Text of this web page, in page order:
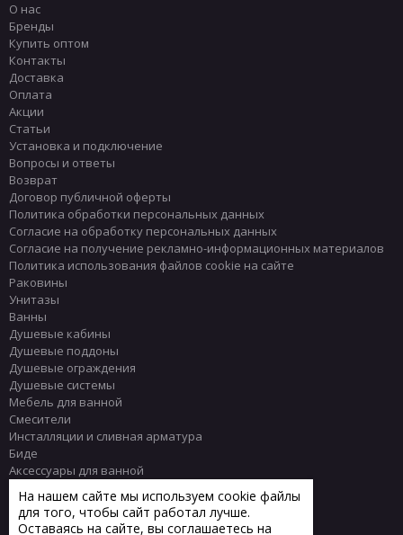
О нас
Бренды
Купить оптом
Контакты
Доставка
Оплата
Акции
Статьи
Установка и подключение
Вопросы и ответы
Возврат
Договор публичной оферты
Политика обработки персональных данных
Согласие на обработку персональных данных
Согласие на получение рекламно-информационных материалов
Политика использования файлов cookie на сайте
Раковины
Унитазы
Ванны
Душевые кабины
Душевые поддоны
Душевые ограждения
Душевые системы
Мебель для ванной
Смесители
Инсталляции и сливная арматура
Биде
Аксессуары для ванной
Полотенцесушители
Комплектующие
На нашем сайте мы используем cookie файлы
для того, чтобы сайт работал лучше.
Оставаясь на сайте, вы соглашаетесь на